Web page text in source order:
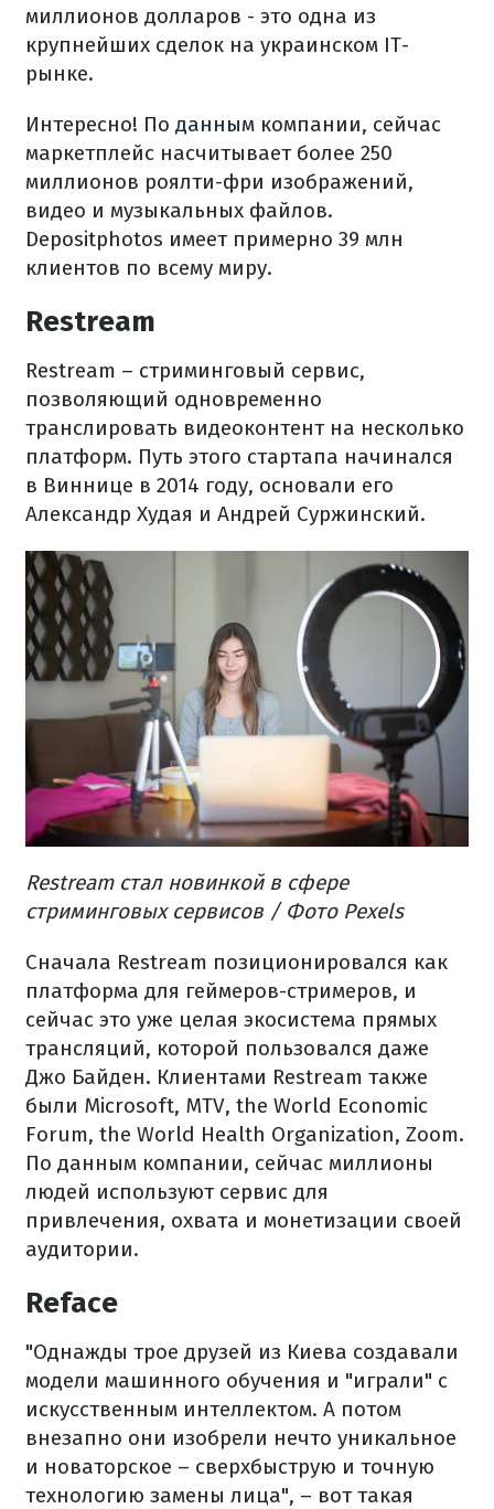
миллионов долларов - это одна из
крупнейших сделок на украинском IT-
рынке.
Интересно! По данным компании, сейчас
маркетплейс насчитывает более 250
миллионов роялти-фри изображений,
видео и музыкальных файлов.
Depositphotos имеет примерно 39 млн
клиентов по всему миру.
Restream
Restream – стриминговый сервис,
позволяющий одновременно
транслировать видеоконтент на несколько
платформ. Путь этого стартапа начинался
в Виннице в 2014 году, основали его
Александр Худая и Андрей Суржинский.
Restream стал новинкой в сфере
стриминговых сервисов / Фото Pexels
Сначала Restream позиционировался как
платформа для геймеров-стримеров, и
сейчас это уже целая экосистема прямых
трансляций, которой пользовался даже
Джо Байден. Клиентами Restream также
были Microsoft, MTV, the World Economic
Forum, the World Health Organization, Zoom.
По данным компании, сейчас миллионы
людей используют сервис для
привлечения, охвата и монетизации своей
аудитории.
Reface
"Однажды трое друзей из Киева создавали
модели машинного обучения и "играли" с
искусственным интеллектом. А потом
внезапно они изобрели нечто уникальное
и новаторское – сверхбыструю и точную
технологию замены лица", – вот такая